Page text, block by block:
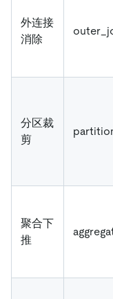
外连接
消除
分区裁
剪
聚合下
推